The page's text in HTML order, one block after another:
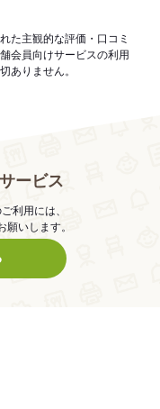
た主観的な評価・口コミ
会員向けサービスの利用
ありません。
ービス
利用には、
願いします。